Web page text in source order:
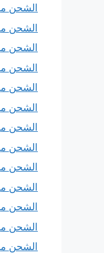
الشحن
الشحن
الشحن
الشحن
الشحن
الشحن
الشحن
الشحن
الشحن
الشحن
الشحن
الشحن
الشحن